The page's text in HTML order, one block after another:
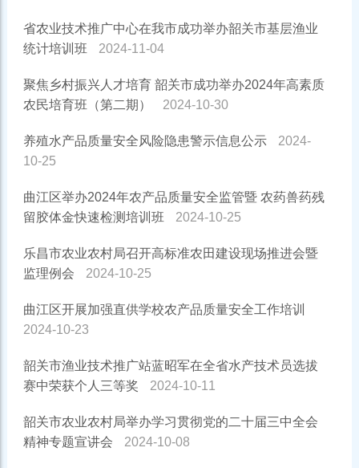
省农业技术推广中心在我市成功举办韶关市基层渔业
统计培训班
2024-11-04
聚焦乡村振兴人才培育 韶关市成功举办2024年高素质
农民培育班（第二期）
2024-10-30
养殖水产品质量安全风险隐患警示信息公示
2024-
10-25
曲江区举办2024年农产品质量安全监管暨 农药兽药残
留胶体金快速检测培训班
2024-10-25
乐昌市农业农村局召开高标准农田建设现场推进会暨
监理例会
2024-10-25
曲江区开展加强直供学校农产品质量安全工作培训
2024-10-23
韶关市渔业技术推广站蓝昭军在全省水产技术员选拔
赛中荣获个人三等奖
2024-10-11
韶关市农业农村局举办学习贯彻党的二十届三中全会
精神专题宣讲会
2024-10-08